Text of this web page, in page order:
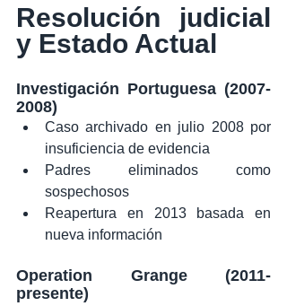
Resolución judicial
y Estado Actual
Investigación Portuguesa (2007-
2008)
Caso archivado en julio 2008 por
insuficiencia de evidencia
Padres eliminados como
sospechosos
Reapertura en 2013 basada en
nueva información
Operation Grange (2011-
presente)